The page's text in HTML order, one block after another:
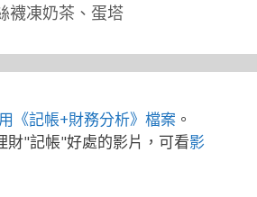
襪凍奶茶 、 蛋塔
《記帳+財務分析》檔案 。
財"記帳"好處的影片，可看影